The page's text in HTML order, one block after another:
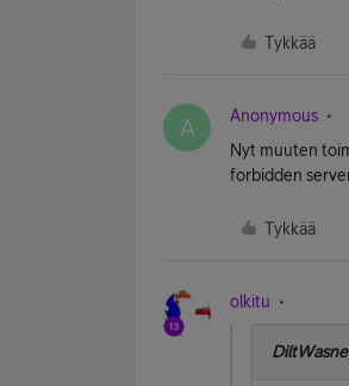
Tykkää
A Anonymous
Nyt muuten
forbidden
Tykkää
olkitu